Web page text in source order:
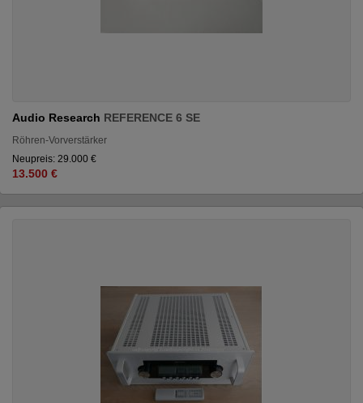
Audio Research REFERENCE 6 SE
Röhren-Vorverstärker
Neupreis: 29.000 €
13.500 €